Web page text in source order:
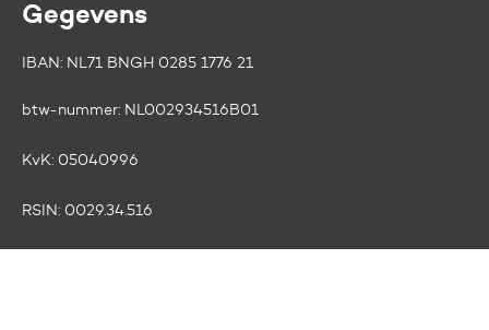
Gegevens
IBAN: NL71 BNGH 0285 1776 21
btw-nummer: NL002934516B01
KvK: 05040996
RSIN: 0029.34.516